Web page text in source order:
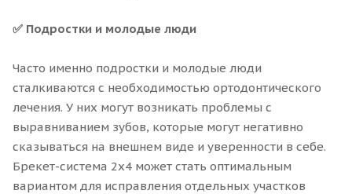
✅ Подростки и молодые люди
Часто именно подростки и молодые люди
сталкиваются с необходимостью ортодонтического
лечения. У них могут возникать проблемы с
выравниванием зубов, которые могут негативно
сказываться на внешнем виде и уверенности в себе.
Брекет-система 2x4 может стать оптимальным
вариантом для исправления отдельных участков